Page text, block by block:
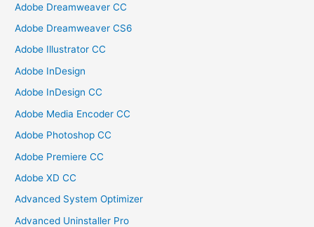
Adobe Dreamweaver CC
Adobe Dreamweaver CS6
Adobe Illustrator CC
Adobe InDesign
Adobe InDesign CC
Adobe Media Encoder CC
Adobe Photoshop CC
Adobe Premiere CC
Adobe XD CC
Advanced System Optimizer
Advanced Uninstaller Pro